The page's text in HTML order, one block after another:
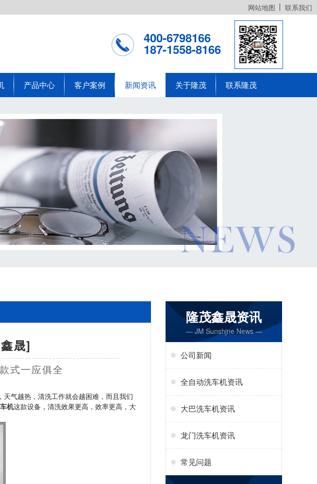
网站地图 联系我们
400-6798166
187-1558-8166
产品中心 客户案例 新闻资讯 关于隆茂 联系隆茂
晟]
式一应俱全
气越热，清洗工作就会越困难，而且我们
机这款设备，清洗效果更高，效率更高，大
隆茂鑫晟资讯
— JM Sunshjne News —
公司新闻
全自动洗车机资讯
大巴洗车机资讯
龙门洗车机资讯
常见问题